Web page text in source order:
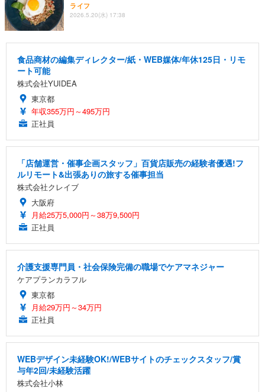
ライフ
2026.5.20(水) 17:38
食品商材の編集ディレクター/紙・WEB媒体/年休125日・リモ
ート可能
株式会社YUIDEA
東京都
年収355万円～495万円
正社員
「店舗運営・催事企画スタッフ」百貨店販売の経験者優遇!フ
ルリモート&出張ありの旅する催事担当
株式会社クレイブ
大阪府
月給25万5,000円～38万9,500円
正社員
介護支援専門員・社会保険完備の職場でケアマネジャー
ケアプランカラフル
東京都
月給29万円～34万円
正社員
WEBデザイン未経験OK!/WEBサイトのチェックスタッフ/賞
与年2回/未経験活躍
株式会社小林